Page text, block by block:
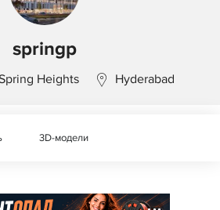
springp
Heights Hyderabad
3D-модели